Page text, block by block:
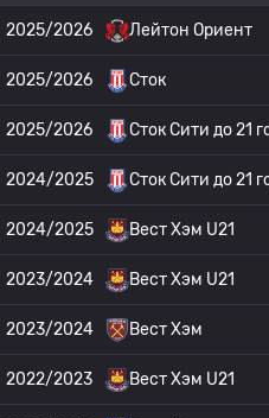
2025/2026 Лейтон Ориент
2025/2026 Сток
2025/2026 Сток Сити до 21
2024/2025 Сток Сити до 21
2024/2025 Вест Хэм U21
2023/2024 Вест Хэм U21
2023/2024 Вест Хэм
2022/2023 Вест Хэм U21